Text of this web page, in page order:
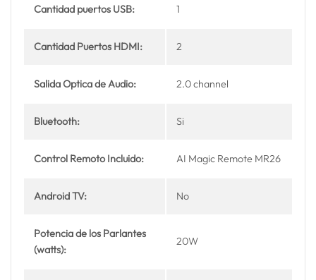
Cantidad puertos USB: 1
Cantidad Puertos HDMI: 2
Salida Optica de Audio: 2.0 channel
Bluetooth: Si
Control Remoto Incluido: AI Magic Remote MR26
Android TV: No
Potencia de los Parlantes
(watts):
20W